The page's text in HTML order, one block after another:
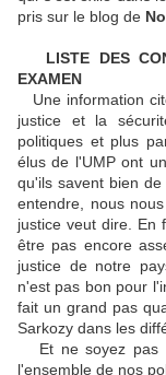
pris sur le blog de
LISTE DES
EXAMEN
Une information
justice et la
politiques et plus
élus de l'UMP ont
qu'ils savent bien
entendre, nous
justice veut dire. En
être pas encore
justice de notre
n'est pas bon pour
fait un grand pas
Sarkozy dans les
Et ne soyez pas
l'ensemble de nos